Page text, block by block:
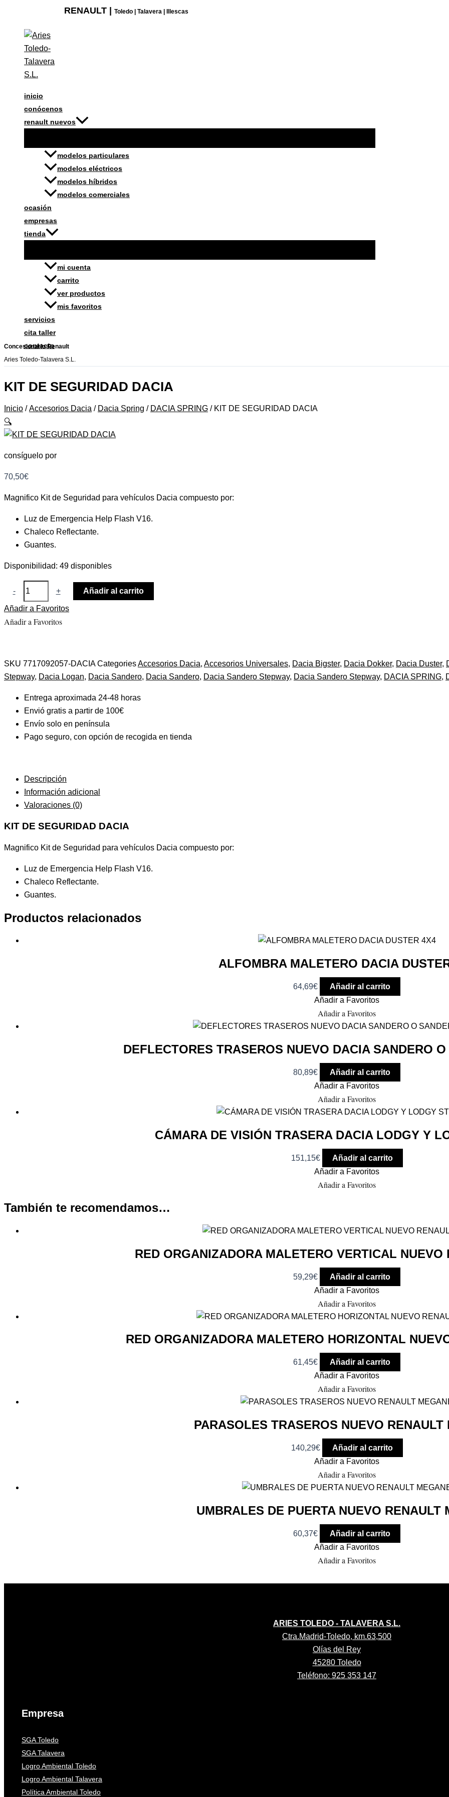
contenido
RENAULT | Toledo | Talavera | Illescas
inicio
conócenos
renault nuevos
modelos particulares
modelos eléctricos
modelos híbridos
modelos comerciales
ocasión
empresas
tienda
mi cuenta
carrito
ver productos
mis favoritos
servicios
cita taller
contacto
Concesionario Renault
Aries Toledo-Talavera S.L.
KIT DE SEGURIDAD DACIA
Inicio /Accesorios Dacia / Dacia Spring / DACIA SPRING / KIT DE SEGURIDAD DACIA
🔍
consíguelo por
70,50€
Magnifico Kit de Seguridad para vehículos Dacia compuesto por:
Luz de Emergencia Help Flash V16.
Chaleco Reflectante.
Guantes.
Disponibilidad: 49 disponibles
-
SEGURIDAD
DACIA
cantidad
+ Añadir al carrito
Añadir a Favoritos
Añadir a Favoritos
SKU 7717092057-DACIACategoriesAccesorios Dacia, Accesorios Universales, Dacia Bigster, Dacia Dokker, Dacia Duster,
Stepway, Dacia Logan, Dacia Sandero, Dacia Sandero, Dacia Sandero Stepway, Dacia Sandero Stepway, DACIA SPRING,
Entrega aproximada 24-48 horas
Envió gratis a partir de 100€
Envío solo en península
Pago seguro, con opción de recogida en tienda
Descripción
Información adicional
Valoraciones (0)
KIT DE SEGURIDAD DACIA
Magnifico Kit de Seguridad para vehículos Dacia compuesto por:
Luz de Emergencia Help Flash V16.
Chaleco Reflectante.
Guantes.
Productos relacionados
ALFOMBRA MALETERO DACIA
64,69€
Añadir al carrito
Añadir a Favoritos
Añadir a Favoritos
DEFLECTORES TRASEROS NUEVO DACIA SANDERO
80,89€
Añadir al carrito
Añadir a Favoritos
Añadir a Favoritos
CÁMARA DE VISIÓN TRASERA DACIA LODGY Y
151,15€
Añadir al carrito
Añadir a Favoritos
Añadir a Favoritos
También te recomendamos…
RED ORGANIZADORA MALETERO VERTICAL NUEVO
59,29€
Añadir al carrito
Añadir a Favoritos
Añadir a Favoritos
RED ORGANIZADORA MALETERO HORIZONTAL
61,45€
Añadir al carrito
Añadir a Favoritos
Añadir a Favoritos
PARASOLES TRASEROS NUEVO RENAULT
140,29€
Añadir al carrito
Añadir a Favoritos
Añadir a Favoritos
UMBRALES DE PUERTA NUEVO RENAULT
60,37€
Añadir al carrito
Añadir a Favoritos
Añadir a Favoritos
ARIES TOLEDO - TALAVERA S.L.
Ctra.Madrid-Toledo, km.63,500
Olías del Rey
45280 Toledo
Teléfono: 925 353 147
Empresa
SGA Toledo
SGA Talavera
Logro Ambiental Toledo
Logro Ambiental Talavera
Política Ambiental Toledo